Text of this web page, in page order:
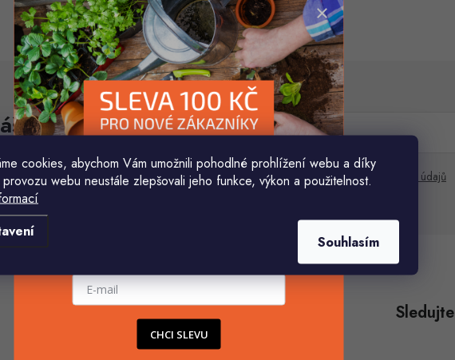
cookies, abychom Vám umožnili pohodlné prohlížení webu a díky
webu neustále zlepšovali jeho funkce, výkon a použitelnost.
Souhlasím
e-mail E-mail
Vložením e-mailu souhlasíte spodmínkami ochrany osobních údajů
+420777799661
CHCI SLEVU